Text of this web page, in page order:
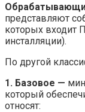
представляют
которых входит
инсталляции).
По другой
1. Базовое —
который
относят: